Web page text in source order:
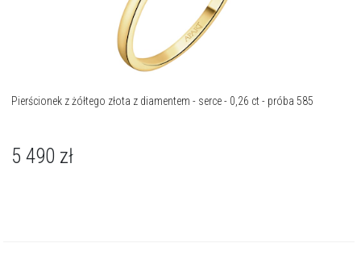
Pierścionek z żółtego złota z diamentem - serce - 0,26 ct - próba 585
5 490 zł